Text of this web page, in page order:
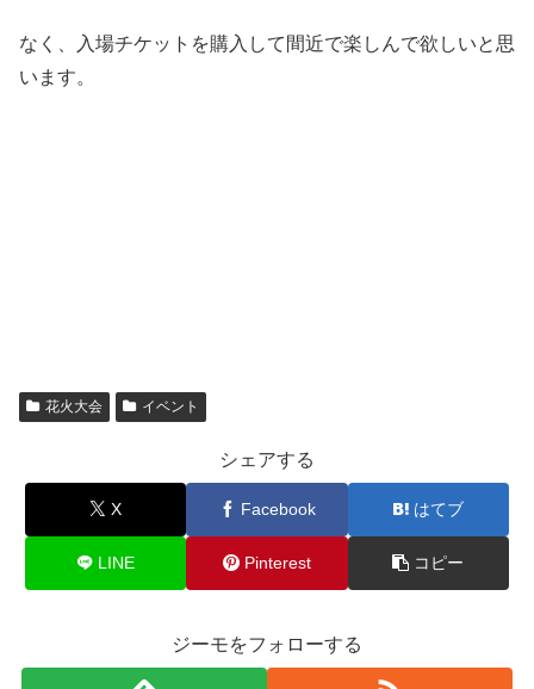
なく、入場チケットを購入して間近で楽しんで欲しいと思
います。
花火大会 イベント
シェアする
X Facebook はてブ
LINE Pinterest コピー
ジーモをフォローする